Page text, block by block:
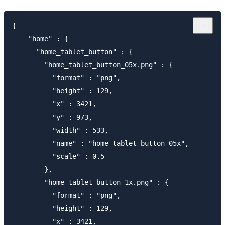
{
    "home" : {
      "home_tablet_button" : {
        "home_tablet_button_05x.png" : {
          "format" : "png",
          "height" : 129,
          "x" : 3421,
          "y" : 973,
          "width" : 533,
          "name" : "home_tablet_button_05x",
          "scale" : 0.5
        },
        "home_tablet_button_1x.png" : {
          "format" : "png",
          "height" : 129,
          "x" : 3421,